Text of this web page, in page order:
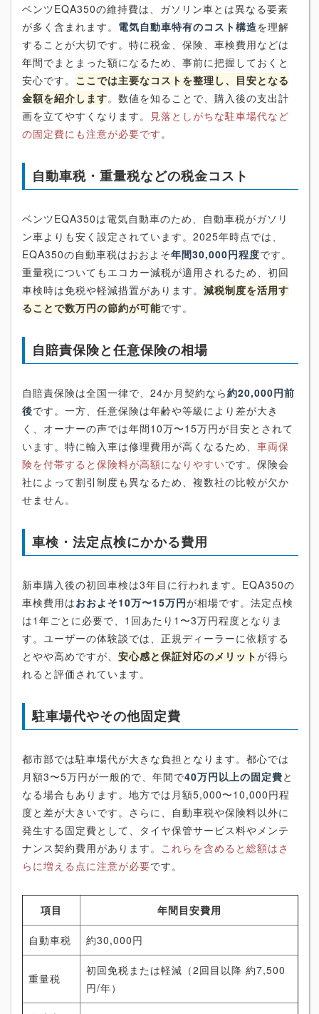
ベンツEQA350の維持費は、ガソリン車とは異なる要素
が多く含まれます。 電気自動車特有のコスト構造を理解
することが大切です。特に税金、保険、車検費用などは
年間でまとまった額になるため、事前に把握しておくと
安心です。 ここでは主要なコストを整理し、目安となる
金額を紹介します。数値を知ることで、購入後の支出計
画を立てやすくなります。
見落としがちな駐車場代など
の固定費にも注意が必要です 。
自動車税・重量税などの税金コスト
ベンツEQA350は電気自動車のため、自動車税がガソリ
ン車よりも安く設定されています。2025年時点では、
EQA350の自動車税はおおよそ年間30,000円程度です。
重量税についてもエコカー減税が適用されるため、初回
車検時は免税や軽減措置があります。 減税制度を活用す
ることで数万円の節約が可能です。
自賠責保険と任意保険の相場
自賠責保険は全国一律で、24か月契約なら約20,000円前
後です。一方、任意保険は年齢や等級により差が大き
く、オーナーの声では年間10万〜15万円が目安とされて
います。特に輸入車は修理費用が高くなるため、 車両保
険を付帯すると保険料が高額になりやすいです。保険会
社によって割引制度も異なるため、複数社の比較が欠か
せません。
車検・法定点検にかかる費用
新車購入後の初回車検は3年目に行われます。EQA350の
車検費用はおおよそ10万〜15万円が相場です。法定点検
は1年ごとに必要で、1回あたり1〜3万円程度となりま
す。ユーザーの体験談では、正規ディーラーに依頼する
とやや高めですが、 安心感と保証対応のメリットが得ら
れると評価されています。
駐車場代やその他固定費
都市部では駐車場代が大きな負担となります。都心では
月額3〜5万円が一般的で、年間で40万円以上の固定費と
なる場合もあります。地方では月額5,000〜10,000円程
度と差が大きいです。さらに、自動車税や保険料以外に
発生する固定費として、タイヤ保管サービス料やメンテ
ナンス契約費用があります。 これらを含めると総額はさ
らに増える点に注意が必要です。
項目 年間目安費用
自動車税 約30,000円
重量税
初回免税または軽減（2回目以降 約7,500
円/年）